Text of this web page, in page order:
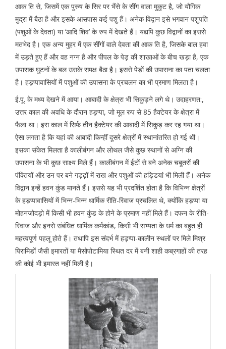
आक ति से, जिसमें एक पुरुष के सिर पर भैंसे के सींग वाला मुकुट है, जो यौगिक
मुद्रा में बैठा है और इसके आसपास कई पशु हैं। अनेक विद्वान इसे भगवान पशुपति
(पशुओं के देवता) या ‘आदि शिव’ के रुप में देखते हैं। यद्यपि कुछ विद्वानों का इससे
मतभेद है। एक अन्य मुहर में एक सींगों वाले देवता की आक ति है, जिसके बाल हवा
में उड़ते हुए हैं और वह नग्न है और पीपल के पेड़ की शाखाओं के बीच खड़ा है, एक
उपासक घुटनों के बल उसके समक्ष बैठा है। इससे पेड़ों की उपासना का पता चलता
है। हड़प्पावासियों में पशुओं की उपासना के प्रचलन का भी प्रमाण मिलता है।
ई.पू. के मध्य देखने में आया। आबादी के क्षेत्रा भी सिकुड़ने लगे थे। उदाहरणत:,
उत्तर काल की अवधि के दौरान हड़प्पा, जो मूल रुप से 85 हैक्टेयर के क्षेत्रा में
फैला था। इस काल में सिर्फ तीन हैक्टेयर की आबादी में सिकुड़ कर रह गया था।
ऐसा लगता है कि यहां की आबादी किन्हीं दूसरे क्षेत्रों में स्थानांतरित हो गई थी।
इसका संकेत मिलता है कालीबंगन और लोथल जैसे कुछ स्थानों से अग्नि की
उपासना के भी कुछ साक्ष्य मिले हैं। कालीबंगन में ईटों से बने अनेक चबूतरों की
पंक्तियों और उन पर बने गड्ढ़ों में राख और पशुओं की हड्डियां भी मिली हैं। अनेक
विद्वान इन्हें हवन कुंड मानते हैं। इससे यह भी प्रदर्शित होता है कि विभिन्न क्षेत्रों
के हड़प्पावासियों में भिन्न-भिन्न धार्मिक रीति-रिवाज प्रचलित थे, क्योंकि हड़प्पा या
मोहनजोदड़ो में किसी भी हवन कुंड के होने के प्रमाण नहीं मिले हैं। दफन के रीति-
रिवाज और इनसे संबंधित धार्मिक कर्मकांड, किसी भी सभ्यता के धर्म का बहुत ही
महत्त्वपूर्ण पहलू होते हैं। तथापि इस संदर्भ में हड़प्पा-कालीन स्थलों पर मिले मिश्र
पिरामिडों जैसी इमारतों या मैसोपोटामिया स्थित दर में बनी शाही कब्रगाहों की तरह
की कोई भी इमारत नहीं मिली है।